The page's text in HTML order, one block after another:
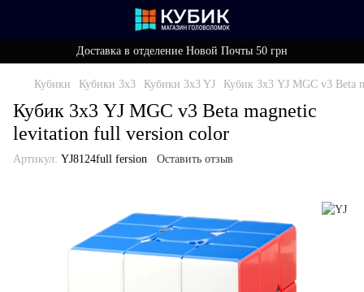
Доставка в отделение Новой Почты 50 грн
Кубики Кубики 3x3 Кубики 3x3 YJ Кубик 3х3 YJ MGC v3 Beta
Кубик 3х3 YJ MGC v3 Beta magnetic
levitation full version color
Артикул: YJ8124full fersion Оставить отзыв